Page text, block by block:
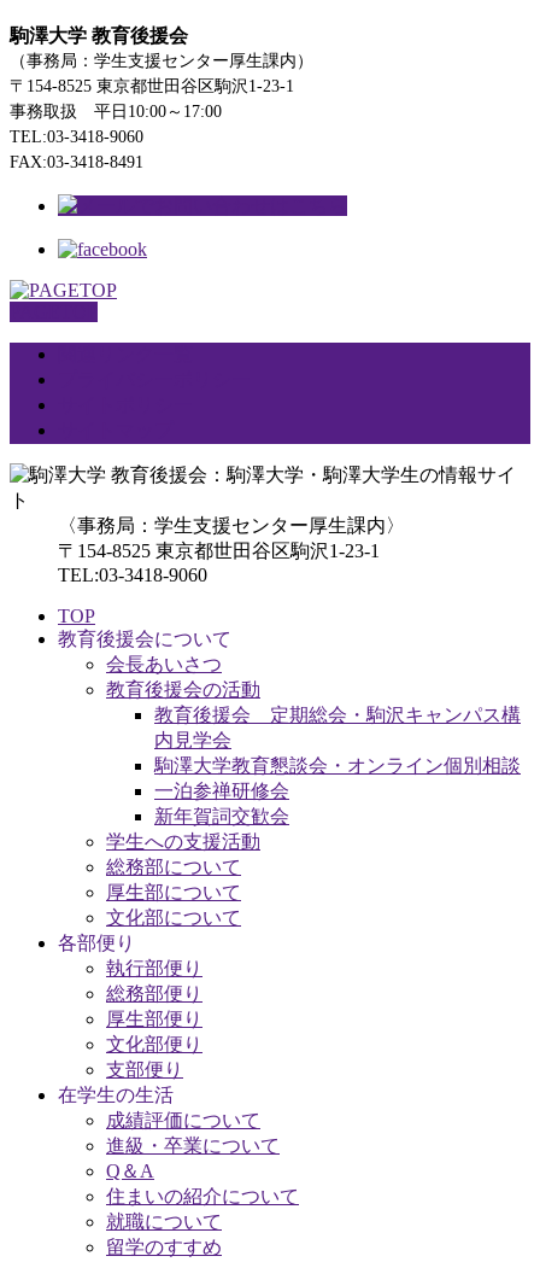
駒澤大学 教育後援会
（事務局：学生支援センター厚生課内）
〒154-8525 東京都世田谷区駒沢1-23-1
事務取扱 平日10:00～17:00
TEL:03-3418-9060
FAX:03-3418-8491
〈事務局：学生支援センター厚生課内〉
〒154-8525 東京都世田谷区駒沢1-23-1
TEL:03-3418-9060
TOP
教育後援会について
会長あいさつ
教育後援会の活動
教育後援会 定期総会・駒沢キャンパス構
内見学会
駒澤大学教育懇談会・オンライン個別相談
一泊参禅研修会
新年賀詞交歓会
学生への支援活動
総務部について
厚生部について
文化部について
各部便り
執行部便り
総務部便り
厚生部便り
文化部便り
支部便り
在学生の生活
成績評価について
進級・卒業について
Q＆A
住まいの紹介について
就職について
留学のすすめ